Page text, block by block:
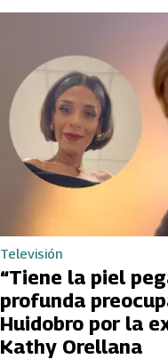
Televisión
“Tiene la piel
profunda
Huidobro por la
Kathy Orellana